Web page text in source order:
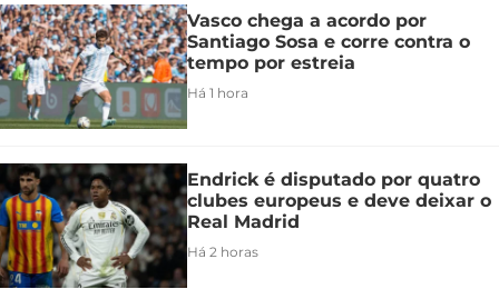
Vasco chega a acordo por
Santiago Sosa e corre contra o
tempo por estreia
Há 1 hora
Endrick é disputado por quatro
clubes europeus e deve deixar o
Real Madrid
Há 2 horas